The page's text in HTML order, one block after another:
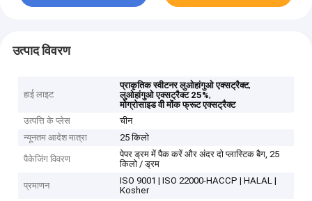
उत्पाद विवरण
हाई लाइट
प्राकृतिक स्वीटनर लुओहांगुओ एक्सट्रैक्ट,
लुओहांगुओ एक्सट्रैक्ट 25%,
मोग्रोसाइड वी मोंक फ्रूट एक्सट्रैक्ट
उत्पत्ति के प्लेस
चीन
न्यूनतम आदेश मात्रा
25 किलो
पैकेजिंग विवरण
पेपर ड्रम में पैक करें और अंदर दो प्लास्टिक बैग, 25
किलो / ड्रम
प्रमाणन
ISO 9001 | ISO 22000-HACCP | HALAL |
Kosher